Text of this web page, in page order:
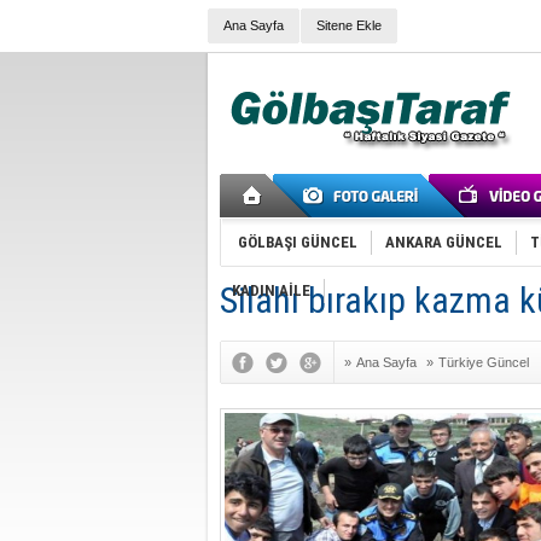
Ana Sayfa Sitene Ekle
GÖLBAŞI GÜNCEL ANKARA GÜNCEL
KADIN AİLE
Silahı bırakıp kazma
» Ana Sayfa » Türkiye Güncel